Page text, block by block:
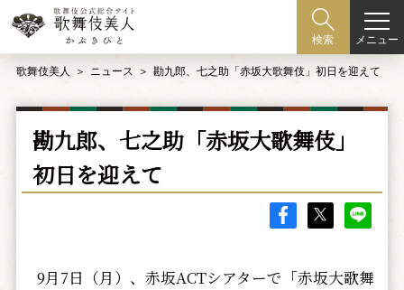
検索 メニュー
歌舞伎美人 ニュース 勘九郎、七之助「赤坂大歌舞伎」初日を迎えて
勘九郎、七之助「赤坂大歌舞伎」
初日を迎えて
9月7日（月）、赤坂ACTシアターで「赤坂大歌舞